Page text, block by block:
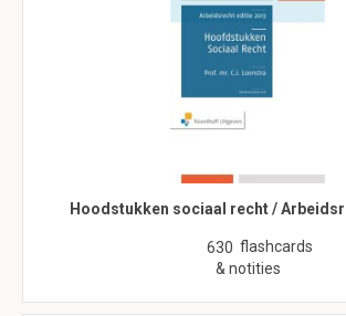
Hoodstukken sociaal recht /
630 flashcards
& notities